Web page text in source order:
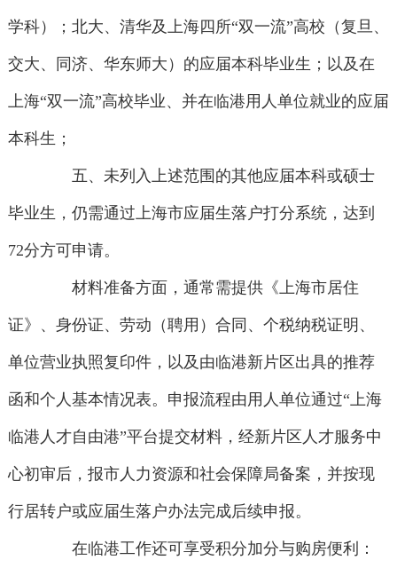
学科）；北大、清华及上海四所“双一流”高校（复旦、
交大、同济、华东师大）的应届本科毕业生；以及在
上海“双一流”高校毕业、并在临港用人单位就业的应届
本科生；
五、未列入上述范围的其他应届本科或硕士
毕业生，仍需通过上海市应届生落户打分系统，达到
72分方可申请。
材料准备方面，通常需提供《上海市居住
证》、身份证、劳动（聘用）合同、个税纳税证明、
单位营业执照复印件，以及由临港新片区出具的推荐
函和个人基本情况表。申报流程由用人单位通过“上海
临港人才自由港”平台提交材料，经新片区人才服务中
心初审后，报市人力资源和社会保障局备案，并按现
行居转户或应届生落户办法完成后续申报。
在临港工作还可享受积分加分与购房便利：